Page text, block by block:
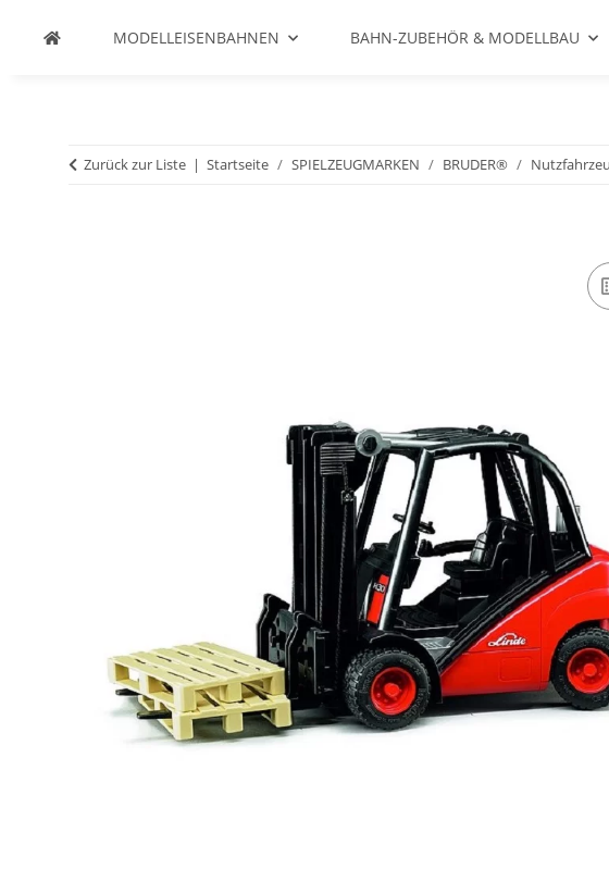
MODELLEISENBAHNEN BAHN-ZUBEHÖR & MODELLBAU
Zurück zur Liste Startseite SPIELZEUGMARKEN BRUDER®